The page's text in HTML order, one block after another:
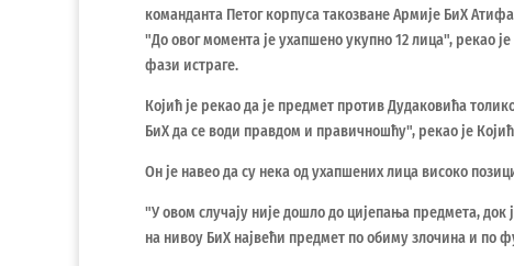
команданта Петог корпуса такозване Армије БиХ
"До овог момента је ухапшено укупно 12 лица", рекао
фази истраге.
Којић је рекао да је предмет против Дудаковића
БиХ да се води правдом и правичношћу", рекао је
Он је навео да су нека од ухапшених лица високо
"У овом случају није дошло до цијепања предмета, док
на нивоу БиХ највећи предмет по обиму злочина и по